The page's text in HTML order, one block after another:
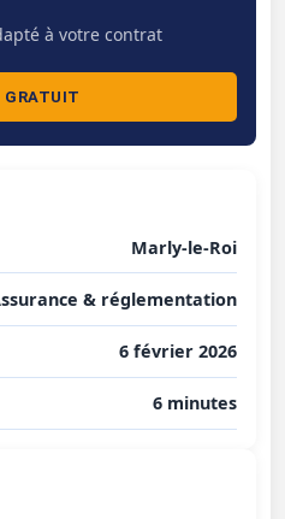
à votre contrat
GRATUIT
Marly-le-Roi
& réglementation
6 février 2026
6 minutes